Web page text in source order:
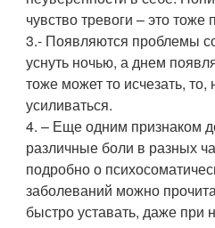
чувство тревоги – это тоже
3.- Появляются проблемы
уснуть ночью, а днем
тоже может то исчезать,
усиливаться.
4. – Еще одним признаком
различные боли в разных
подробно о
заболеваний можно
быстро уставать, даже при